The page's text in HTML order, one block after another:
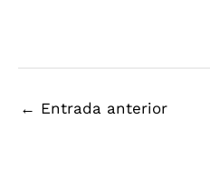
← Entrada anterior